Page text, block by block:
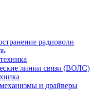
радиоволн
линии связи (ВОЛС)
и драйверы